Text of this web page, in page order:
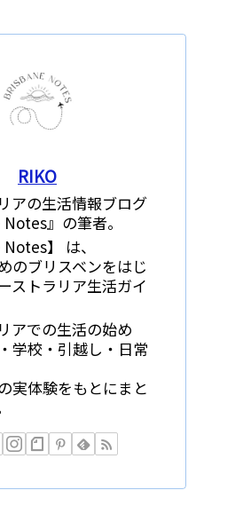
RIKO
アの生活情報ブログ
』の筆者。
】 は、
のブリスベンをはじ
ストラリア生活ガイ
アでの生活の始め
学校・引越し・日常
実体験をもとにまと